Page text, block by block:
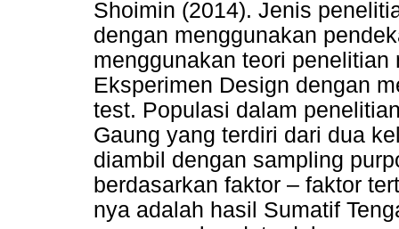
Shoimin (2014). Jenis
dengan menggunakan
menggunakan teori
Eksperimen Design dengan
test. Populasi dalam
Gaung yang terdiri dari dua
diambil dengan sampling
berdasarkan faktor – faktor
nya adalah hasil Sumatif